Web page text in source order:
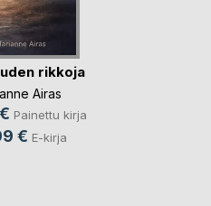
rikkoja
Airas
Painettu kirja
€ E-kirja